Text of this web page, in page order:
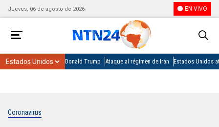
Jueves, 06 de agosto de 2026 EN VIVO
Donald Trump Ataque al régimen de Irán Estados Unidos
Coronavirus